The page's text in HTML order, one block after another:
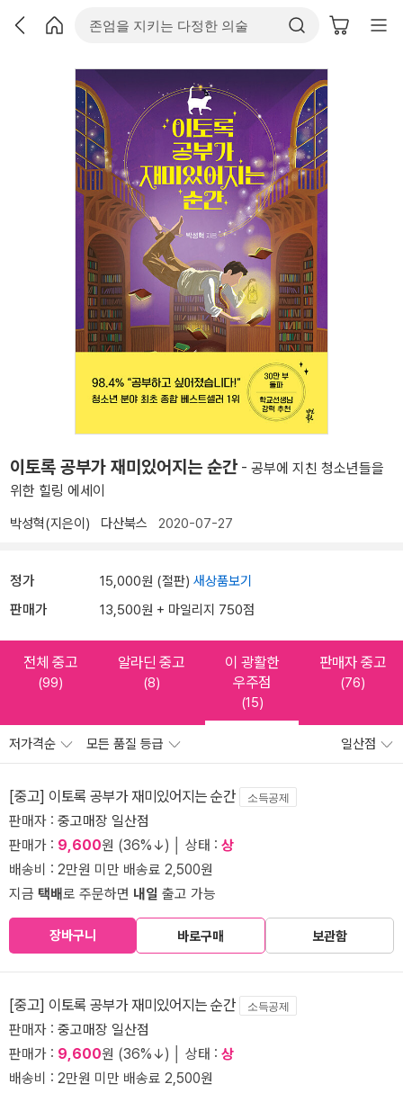
이토록 공부가 재미있어지는 순간- 공부에 지친 청소년들을
위한 힐링 에세이
박성혁(지은이) 다산북스 2020-07-27
정가 15,000원 (절판) 새상품보기
판매가 13,500원 + 마일리지 750점
전체 중고
(99)
알라딘 중고
(8)
이 광활한
우주점
(15)
판매자 중고
(76)
저가격순 모든 품질 등급 일산점
[중고] 이토록 공부가 재미있어지는 순간 소득공제
판매자 : 중고매장 일산점
판매가 : 9,600원 (36%↓) │ 상태 : 상
배송비 : 2만원 미만 배송료 2,500원
지금 택배로 주문하면 내일 출고 가능
장바구니 바로구매 보관함
[중고] 이토록 공부가 재미있어지는 순간 소득공제
판매자 : 중고매장 일산점
판매가 : 9,600원 (36%↓) │ 상태 : 상
배송비 : 2만원 미만 배송료 2,500원